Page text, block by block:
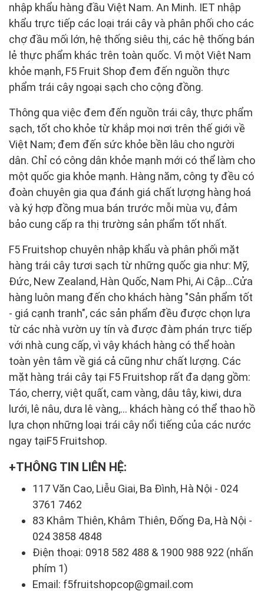
nhập khẩu hàng đầu Việt Nam. An Minh. IET nhập
khẩu trực tiếp các loại trái cây và phân phối cho các
chợ đầu mối lớn, hệ thống siêu thị, các hệ thống bán
lẻ thực phẩm khác trên toàn quốc. Vì một Việt Nam
khỏe mạnh, F5 Fruit Shop đem đến nguồn thực
phẩm trái cây ngoại sạch cho cộng đồng.
Thông qua việc đem đến nguồn trái cây, thực phẩm
sạch, tốt cho khỏe từ khắp mọi nơi trên thế giới về
Việt Nam; đem đến sức khỏe bền lâu cho người
dân. Chỉ có công dân khỏe mạnh mới có thể làm cho
một quốc gia khỏe mạnh. Hàng năm, công ty đều có
đoàn chuyên gia qua đánh giá chất lượng hàng hoá
và ký hợp đồng mua bán trước mỗi mùa vụ, đảm
bảo cung cấp ra thị trường sản phẩm tốt nhất.
F5 Fruitshop chuyên nhập khẩu và phân phối mặt
hàng trái cây tươi sạch từ những quốc gia như: Mỹ,
Đức, New Zealand, Hàn Quốc, Nam Phi, Ai Cập...Cửa
hàng luôn mang đến cho khách hàng "Sản phẩm tốt
- giá cạnh tranh", các sản phẩm đều được chọn lựa
từ các nhà vườn uy tín và được đàm phán trực tiếp
với nhà cung cấp, vì vậy khách hàng có thể hoàn
toàn yên tâm về giá cả cũng như chất lượng. Các
mặt hàng trái cây tại F5 Fruitshop rất đa dạng gồm:
Táo, cherry, việt quất, cam vàng, dâu tây, kiwi, dưa
lưới, lê nâu, dưa lê vàng,... khách hàng có thể thao hồ
lựa chọn những loại trái cây nổi tiếng của các nước
ngay tạiF5 Fruitshop.
THÔNG TIN LIÊN HỆ:
117 Văn Cao, Liễu Giai, Ba Đình, Hà Nội - 024
3761 7462
83 Khâm Thiên, Khâm Thiên, Đống Đa, Hà Nội -
024 3858 4848
Điện thoại: 0918 582 488 & 1900 988 922 (nhấn
phím 1)
Email: f5fruitshopcop@gmail.com